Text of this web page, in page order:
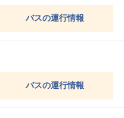
バスの運行情報
バスの運行情報